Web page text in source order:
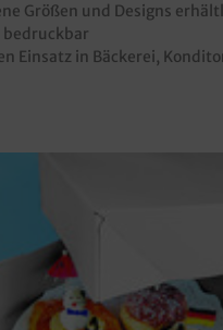
Größen und Designs
Einsatz in Bäckerei,